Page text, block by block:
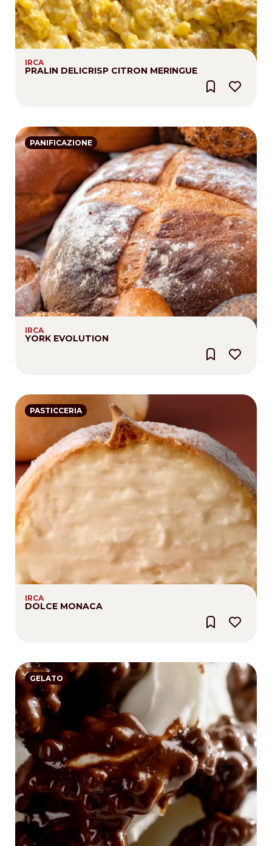
IRCA
PRALIN DELICRISP CITRON MERINGUE
PANIFICAZIONE
IRCA
YORK EVOLUTION
PASTICCERIA
IRCA
DOLCE MONACA
GELATO